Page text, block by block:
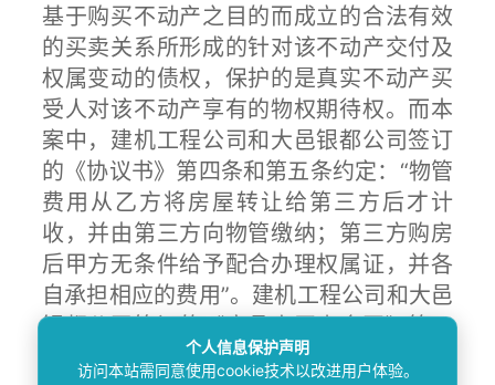
基于购买不动产之目的而成立的合法有效
的买卖关系所形成的针对该不动产交付及
权属变动的债权，保护的是真实不动产买
受人对该不动产享有的物权期待权。而本
案中，建机工程公司和大邑银都公司签订
的《协议书》第四条和第五条约定：“物管
费用从乙方将房屋转让给第三方后才计
收，并由第三方向物管缴纳；第三方购房
后甲方无条件给予配合办理权属证，并各
自承担相应的费用”。建机工程公司和大邑
银都公司签订的《商品房买卖合同》第二
十二条第三款物业管理企业按照第一种方
个人信息保护声明
访问本站需同意使用cookie技术以改进用户体验。